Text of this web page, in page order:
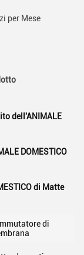
per Mese
dell'ANIMALE
DOMESTICO
di Matte
di